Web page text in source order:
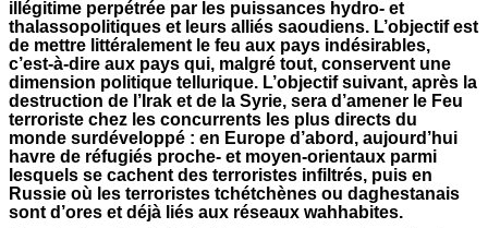
illégitime perpétrée par les puissances hydro- et
thalassopolitiques et leurs alliés saoudiens. L’objectif est
de mettre littéralement le feu aux pays indésirables,
c’est-à-dire aux pays qui, malgré tout, conservent une
dimension politique tellurique. L’objectif suivant, après la
destruction de l’Irak et de la Syrie, sera d’amener le Feu
terroriste chez les concurrents les plus directs du
monde surdéveloppé : en Europe d’abord, aujourd’hui
havre de réfugiés proche- et moyen-orientaux parmi
lesquels se cachent des terroristes infiltrés, puis en
Russie où les terroristes tchétchènes ou daghestanais
sont d’ores et déjà liés aux réseaux wahhabites.